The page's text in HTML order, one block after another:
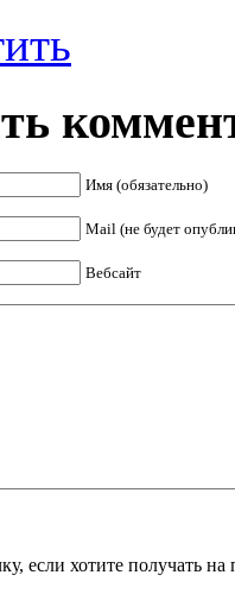
Имя (обязательно)
Mail (не будет
Вебсайт
если хотите получать